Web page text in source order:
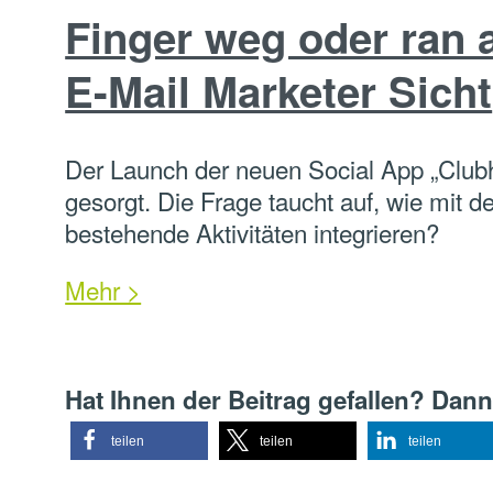
Finger weg oder ran
E-Mail Marketer Sicht
Der Launch der neuen Social App
gesorgt. Die Frage taucht auf, wie mit
bestehende Aktivitäten integrieren?
Mehr >
Hat Ihnen der Beitrag gefallen?
teilen teilen teilen